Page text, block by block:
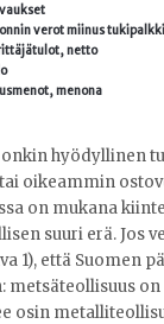
verot miinus
netto
menona
hyödyllinen
oikeammin
on mukana
suuri erä. Jos
1), että Suomen
metsäteollisuus
osin